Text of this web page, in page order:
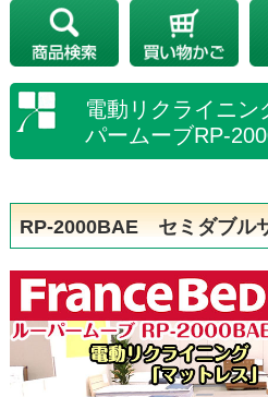
電動リクライニ
パームーブRP-
RP-2000BAE セミダブル